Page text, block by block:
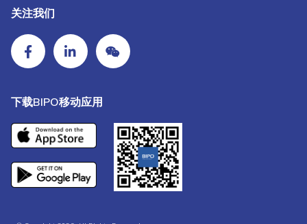
关注我们
下载BIPO移动应用